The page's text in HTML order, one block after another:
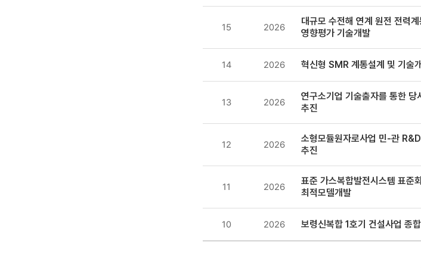
등록일
조회수
15 2026
대규모 수전해 연계 원전 전력
영향평가 기술개발
14 2026 혁신형 SMR 계통설계 및 기술
13 2026
연구소기업 기술출자를 통한 당
추진
12 2026
소형모듈원자로사업 민-관
추진
11 2026
표준 가스복합발전시스템 표준
최적모델개발
10 2026 보령신복합 1호기 건설사업 종